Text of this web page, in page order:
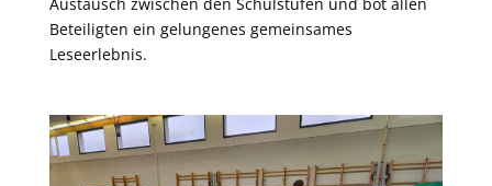
Beteiligten ein gelungenes gemeinsames
Leseerlebnis.